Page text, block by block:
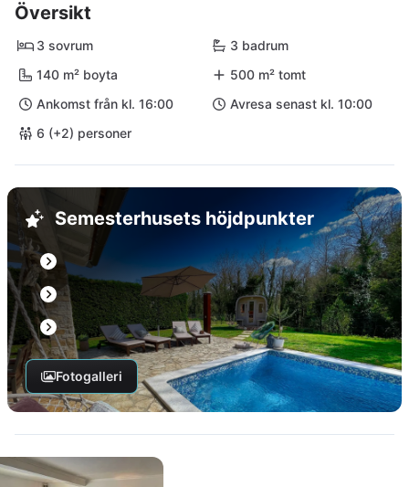
Översikt
3 sovrum
3 badrum
140 m² boyta
500 m² tomt
Ankomst från kl. 16:00
Avresa senast kl. 10:00
6 (+2) personer
Semesterhusets höjdpunkter
Fotogalleri